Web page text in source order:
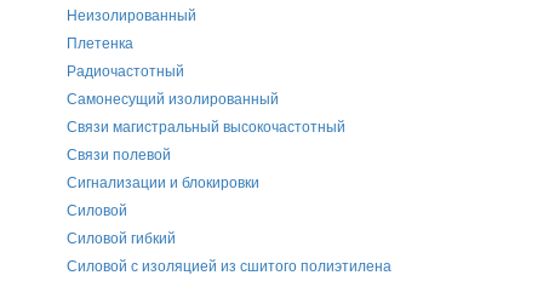
Неизолированный
Плетенка
Радиочастотный
Самонесущий изолированный
Связи магистральный высокочастотный
Связи полевой
Сигнализации и блокировки
Силовой
Силовой гибкий
Силовой с изоляцией из сшитого полиэтилена